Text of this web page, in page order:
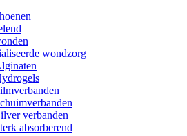
wondzorg
verbanden
absorberend